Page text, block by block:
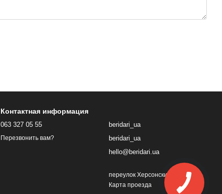
Контактная информация
063 327 05 55
Перезвонить вам?
beridari_ua
beridari_ua
hello@beridari.ua
переулок Херсонский, 1
Карта проезда